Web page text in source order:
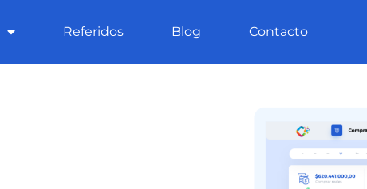
Referidos Blog Contacto